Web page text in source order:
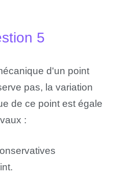
5
d'un point
pas, la variation
de ce point est égale
: